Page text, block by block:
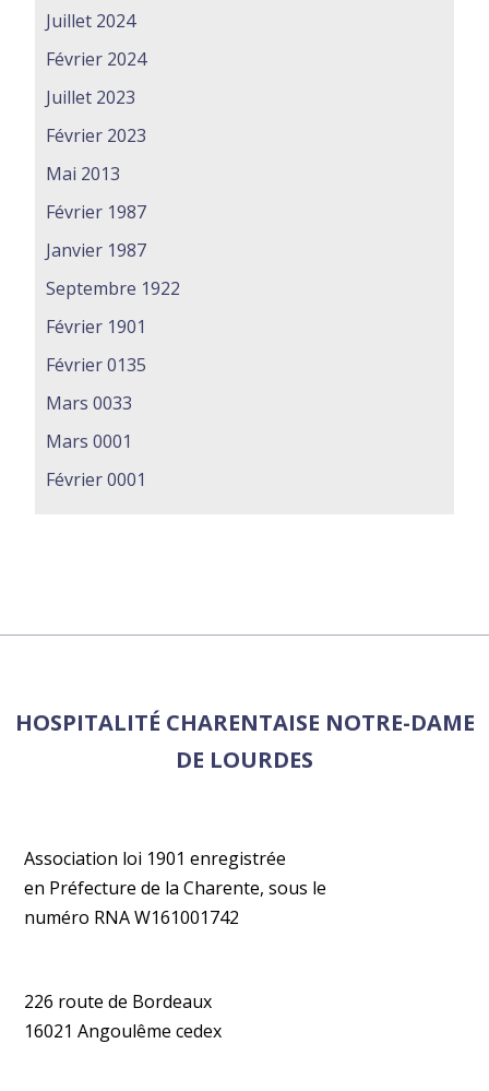
Juillet 2024
Février 2024
Juillet 2023
Février 2023
Mai 2013
Février 1987
Janvier 1987
Septembre 1922
Février 1901
Février 0135
Mars 0033
Mars 0001
Février 0001
HOSPITALITÉ CHARENTAISE NOTRE-DAME
DE LOURDES
Association loi 1901 enregistrée
en Préfecture de la Charente, sous le
numéro RNA W161001742
226 route de Bordeaux
16021 Angoulême cedex